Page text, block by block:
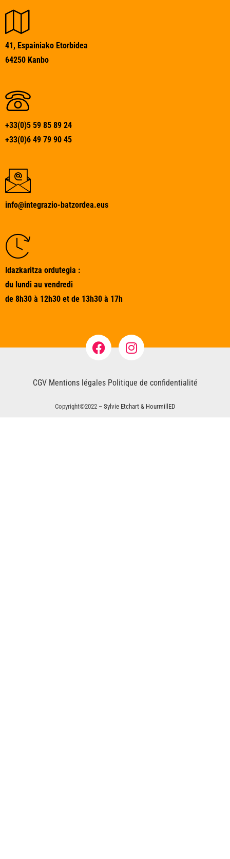
41, Espainiako Etorbidea
64250 Kanbo
+33(0)5 59 85 89 24
+33(0)6 49 79 90 45
info@integrazio-batzordea.eus
Idazkaritza ordutegia :
du lundi au vendredi
de 8h30 à 12h30 et de 13h30 à 17h
CGV Mentions légales Politique de confidentialité
Copyright©2022 – Sylvie Etchart & HourmillED